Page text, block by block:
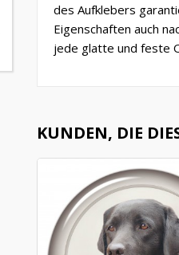
des Aufklebers
Eigenschaften auch
jede glatte und feste
KUNDEN, DIE